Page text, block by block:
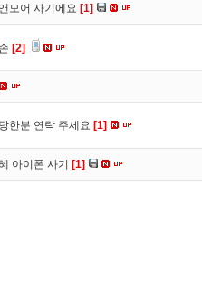
모어 사기에요 [1]
[2]
한분 연락 주세요 [1]
아이폰 사기 [1]